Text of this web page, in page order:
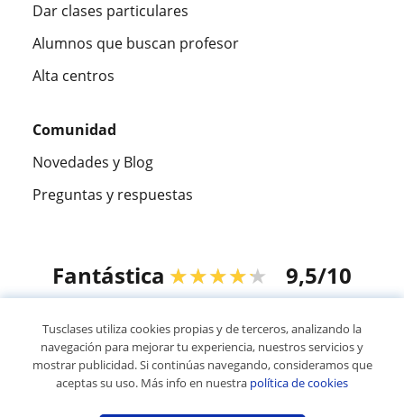
Dar clases particulares
Alumnos que buscan profesor
Alta centros
Comunidad
Novedades y Blog
Preguntas y respuestas
Fantástica ★★★★★ 9,5/10
© 2007 - 2026 Tusclases.co
Tusclases utiliza cookies propias y de terceros, analizando la
navegación para mejorar tu experiencia, nuestros servicios y
mostrar publicidad. Si continúas navegando, consideramos que
aceptas su uso. Más info en nuestra política de cookies